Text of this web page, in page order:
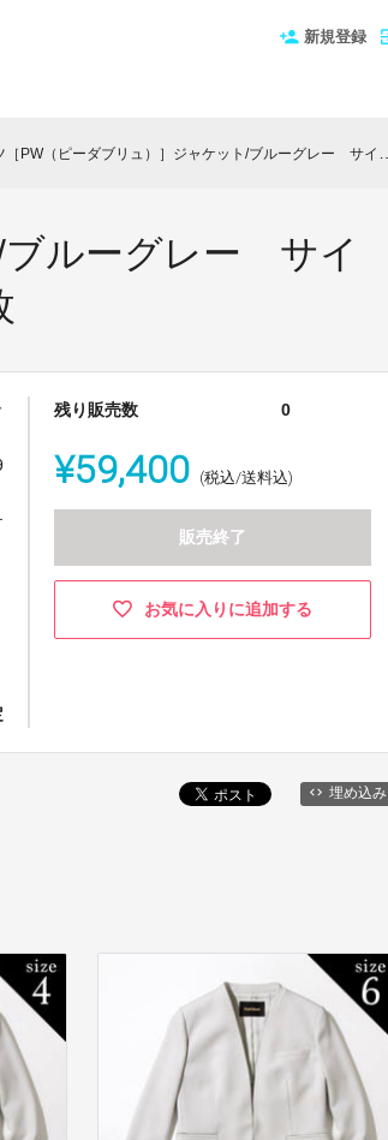
新規登録
ーダブリュ）］ジャケット/ブルーグレー サイズ：6 特典：オリジナルシルクポケットチーフ2枚
ブルーグレー サイ
残り販売数 0
¥59,400 (税込/送料込)
販売終了
お気に入りに追加する
埋め込み